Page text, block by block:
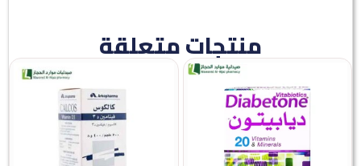
منتجات متعلقة